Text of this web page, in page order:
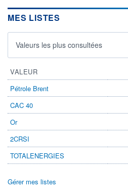
MES LISTES
Valeurs les plus consultées
VALEUR
Pétrole Brent
CAC 40
Or
2CRSI
TOTALENERGIES
Gérer mes listes